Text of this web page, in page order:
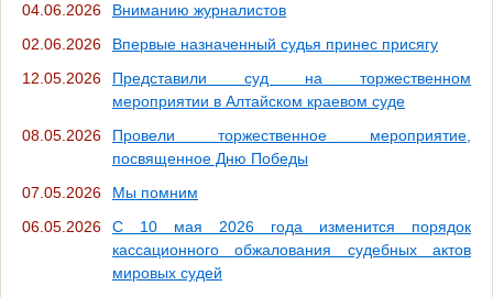
04.06.2026
Вниманию журналистов
02.06.2026
Впервые назначенный судья принес присягу
12.05.2026
Представили суд на торжественном
мероприятии в Алтайском краевом суде
08.05.2026
Провели торжественное мероприятие,
посвященное Дню Победы
07.05.2026
Мы помним
06.05.2026
С 10 мая 2026 года изменится порядок
кассационного обжалования судебных актов
мировых судей